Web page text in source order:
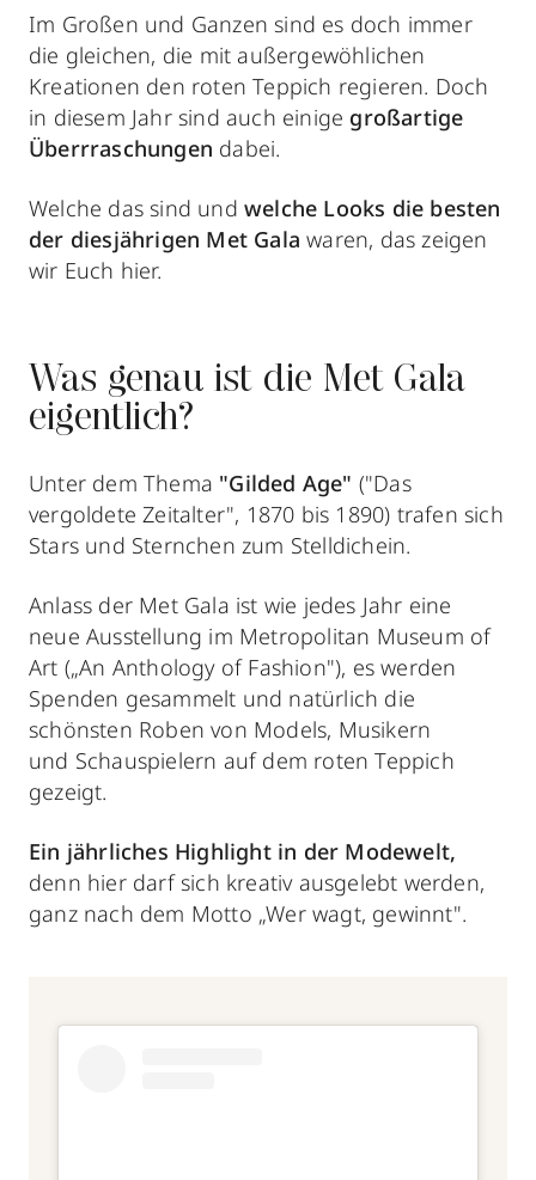
Im Großen und Ganzen sind es doch immer
die gleichen, die mit außergewöhlichen
Kreationen den roten Teppich regieren. Doch
in diesem Jahr sind auch einige großartige
Überrraschungen dabei.
Welche das sind und welche Looks die besten
der diesjährigen Met Gala waren, das zeigen
wir Euch hier.
Was genau ist die Met Gala
eigentlich?
Unter dem Thema "Gilded Age" ("Das
vergoldete Zeitalter", 1870 bis 1890) trafen sich
Stars und Sternchen zum Stelldichein.
Anlass der Met Gala ist wie jedes Jahr eine
neue Ausstellung im Metropolitan Museum of
Art („An Anthology of Fashion"), es werden
Spenden gesammelt und natürlich die
schönsten Roben von Models, Musikern
und Schauspielern auf dem roten Teppich
gezeigt.
Ein jährliches Highlight in der Modewelt,
denn hier darf sich kreativ ausgelebt werden,
ganz nach dem Motto „Wer wagt, gewinnt".